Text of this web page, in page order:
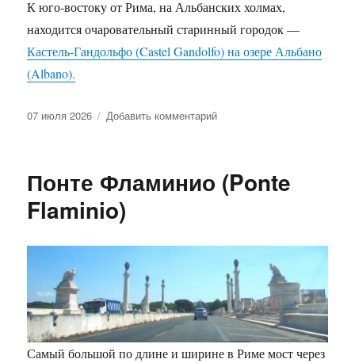
К юго-востоку от Рима, на Альбанских холмах,
находится очаровательный старинный городок —
Кастель-Гандольфо (Castel Gandolfo) на озере Альбано
(Albano).
Опубликовано
07 июля 2026 Добавить комментарийк
Понте Фламинио (Ponte
Flaminio)
Самый большой по длине и ширине в Риме мост через